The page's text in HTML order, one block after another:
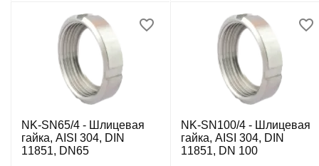
NK-SN65/4 - Шлицевая
гайка, AISI 304, DIN
11851, DN65
NK-SN100/4 - Шлицевая
гайка, AISI 304, DIN
11851, DN 100